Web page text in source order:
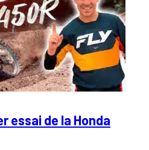
essai de la Honda